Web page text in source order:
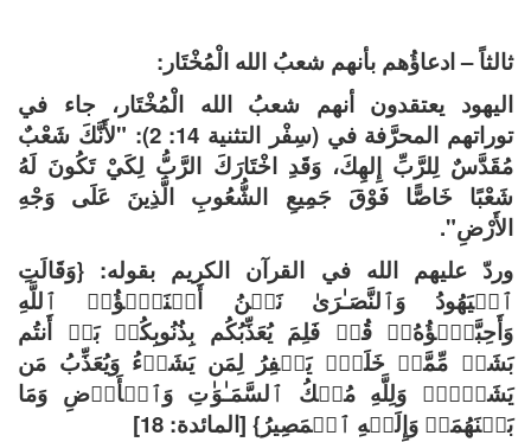
ثالثاً – ادعاؤُهم بأنهم شعبُ الله الْمُخْتَار:
اليهود يعتقدون أنهم شعبُ الله الْمُخْتَار، جاء في
توراتهم المحرَّفة في (سِفْر التثنية 14: 2): "لأَنَّكَ شَعْبٌ
مُقَدَّسٌ لِلرَّبِّ إِلهِكَ، وَقَدِ اخْتَارَكَ الرَّبُّ لِكَيْ تَكُونَ لَهُ
شَعْبًا خَاصًّا فَوْقَ جَمِيعِ الشُّعُوبِ الَّذِينَ عَلَى وَجْهِ
الأَرْضِ".
وردّ عليهم الله في القرآن الكريم بقوله: {وَقَالَتِ
ٱلۡیَهُودُ وَٱلنَّصَـٰرَىٰ نَحۡنُ أَبۡنَـٰۤؤُا۟ ٱللَّهِ
وَأَحِبَّـٰۤؤُهُۥۚ قُلۡ فَلِمَ یُعَذِّبُكُم بِذُنُوبِكُمۖ بَلۡ أَنتُم
بَشَرࣱ مِّمَّنۡ خَلَقَۚ یَغۡفِرُ لِمَن یَشَاۤءُ وَیُعَذِّبُ مَن
یَشَاۤءُۚ وَلِلَّهِ مُلۡكُ ٱلسَّمَـٰوَ ٰ⁠تِ وَٱلۡأَرۡضِ وَمَا
بَیۡنَهُمَاۖ وَإِلَیۡهِ ٱلۡمَصِیرُ} [المائدة: 18]